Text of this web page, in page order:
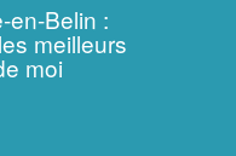
en-Belin :
meilleurs
moi